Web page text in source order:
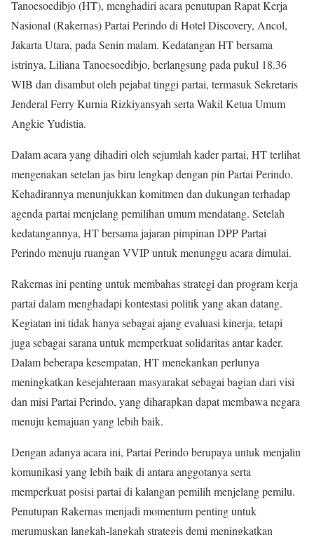
Tanoesoedibjo (HT), menghadiri acara penutupan Rapat Kerja
Nasional (Rakernas) Partai Perindo di Hotel Discovery, Ancol,
Jakarta Utara, pada Senin malam. Kedatangan HT bersama
istrinya, Liliana Tanoesoedibjo, berlangsung pada pukul 18.36
WIB dan disambut oleh pejabat tinggi partai, termasuk Sekretaris
Jenderal Ferry Kurnia Rizkiyansyah serta Wakil Ketua Umum
Angkie Yudistia.
Dalam acara yang dihadiri oleh sejumlah kader partai, HT terlihat
mengenakan setelan jas biru lengkap dengan pin Partai Perindo.
Kehadirannya menunjukkan komitmen dan dukungan terhadap
agenda partai menjelang pemilihan umum mendatang. Setelah
kedatangannya, HT bersama jajaran pimpinan DPP Partai
Perindo menuju ruangan VVIP untuk menunggu acara dimulai.
Rakernas ini penting untuk membahas strategi dan program kerja
partai dalam menghadapi kontestasi politik yang akan datang.
Kegiatan ini tidak hanya sebagai ajang evaluasi kinerja, tetapi
juga sebagai sarana untuk memperkuat solidaritas antar kader.
Dalam beberapa kesempatan, HT menekankan perlunya
meningkatkan kesejahteraan masyarakat sebagai bagian dari visi
dan misi Partai Perindo, yang diharapkan dapat membawa negara
menuju kemajuan yang lebih baik.
Dengan adanya acara ini, Partai Perindo berupaya untuk menjalin
komunikasi yang lebih baik di antara anggotanya serta
memperkuat posisi partai di kalangan pemilih menjelang pemilu.
Penutupan Rakernas menjadi momentum penting untuk
merumuskan langkah-langkah strategis demi meningkatkan